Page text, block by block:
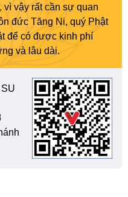
vì vậy rất cần sự quan
đức Tăng Ni, quý Phật
để có được kinh phí
và lâu dài.